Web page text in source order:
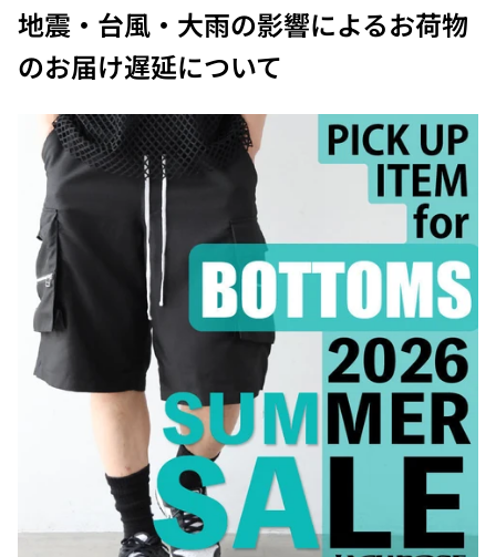
地震・台風・大雨の影響によるお荷物
のお届け遅延について